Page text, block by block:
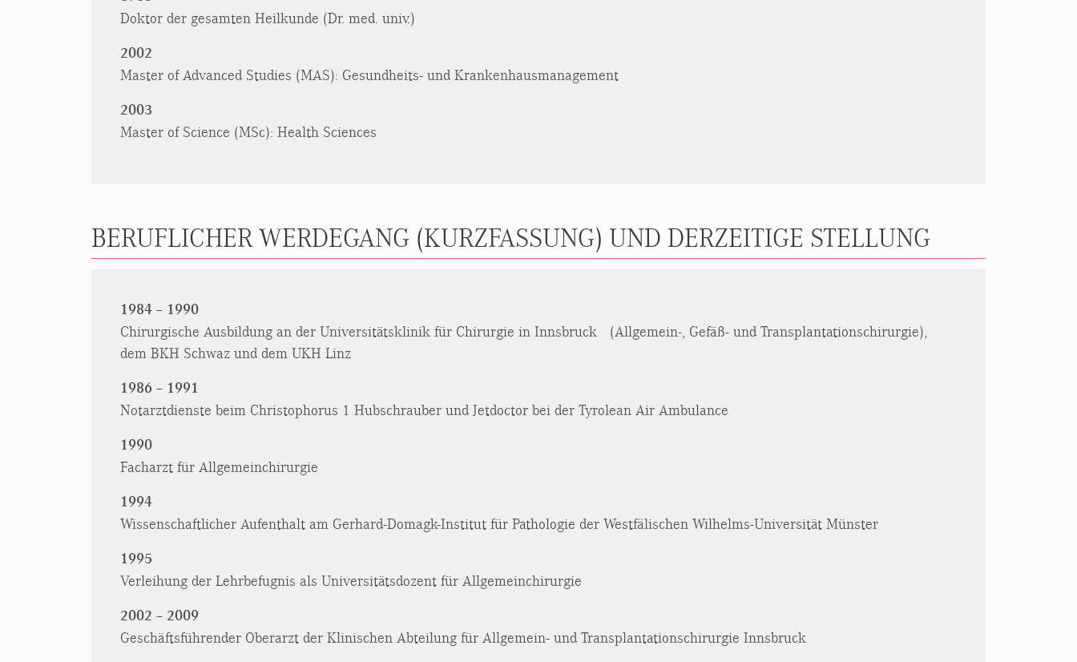
Doktor der gesamten Heilkunde (Dr. med. univ.)
2002
Master of Advanced Studies (MAS): Gesundheits- und Krankenhausmanagement
2003
Master of Science (MSc): Health Sciences
BERUFLICHER WERDEGANG (KURZFASSUNG) UND DERZEITIGE STELLUNG
1984 – 1990
Chirurgische Ausbildung an der Universitätsklinik für Chirurgie in Innsbruck (Allgemein-, Gefäß- und Transplantationschirurgie),
dem BKH Schwaz und dem UKH Linz
1986 – 1991
Notarztdienste beim Christophorus 1 Hubschrauber und Jetdoctor bei der Tyrolean Air Ambulance
1990
Facharzt für Allgemeinchirurgie
1994
Wissenschaftlicher Aufenthalt am Gerhard-Domagk-Institut für Pathologie der Westfälischen Wilhelms-Universität Münster
1995
Verleihung der Lehrbefugnis als Universitätsdozent für Allgemeinchirurgie
2002 – 2009
Geschäftsführender Oberarzt der Klinischen Abteilung für Allgemein- und Transplantationschirurgie Innsbruck